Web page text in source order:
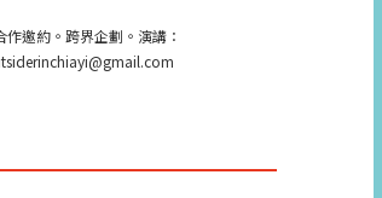
作邀約。跨界企劃。演講：